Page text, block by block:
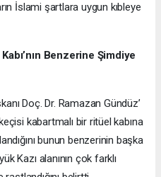
İslami şartlara uygun kıbleye
Benzerine Şimdiye
Doç. Dr. Ramazan Gündüz’
kabartmalı bir ritüel kabına
bunun benzerinin başka
Kazı alanının çok farklı